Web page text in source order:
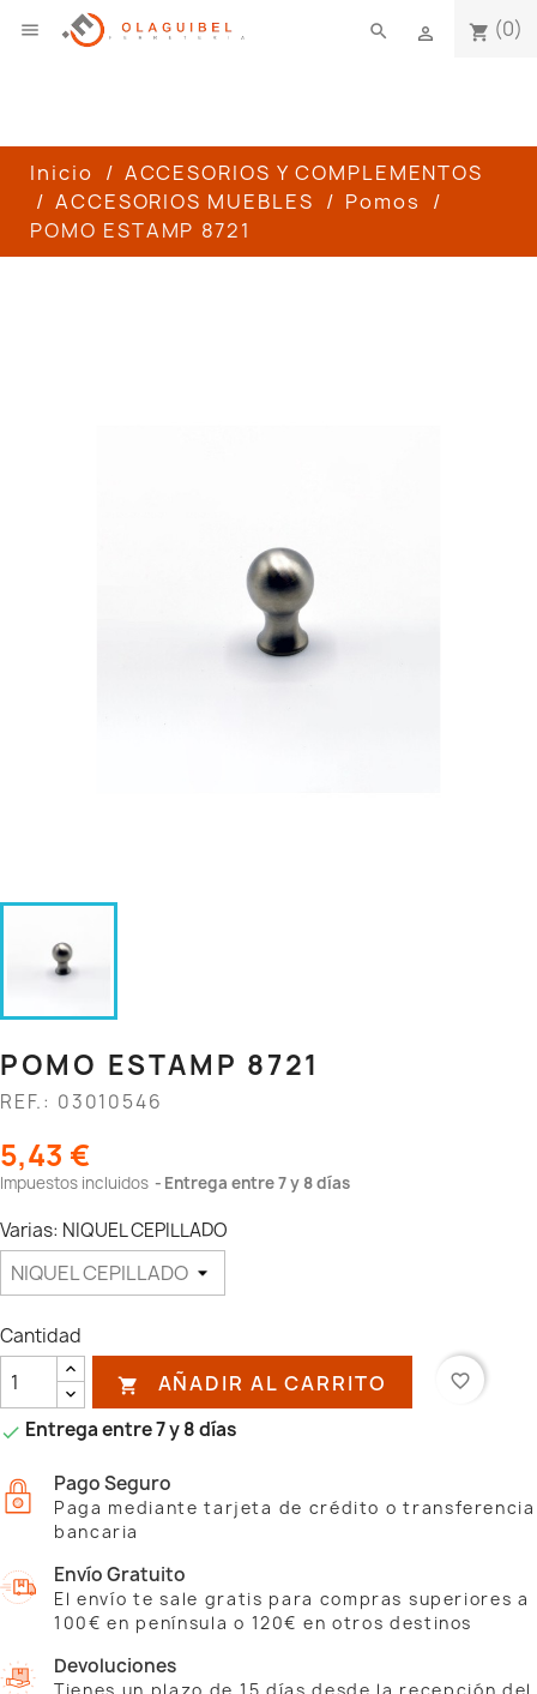
 shopping_cart (0)

search
Inicio
ACCESORIOS Y COMPLEMENTOS
ACCESORIOS MUEBLES
Pomos
POMO ESTAMP 8721
POMO ESTAMP 8721
REF.: 03010546
5,43 €
Impuestos incluidos Entrega entre 7 y 8 días
Varias: NIQUEL CEPILLADO
Cantidad
 AÑADIR AL CARRITO favorite_border
 Entrega entre 7 y 8 días
Pago Seguro
Paga mediante tarjeta de crédito o transferencia
bancaria
Envío Gratuito
El envío te sale gratis para compras superiores a
100€ en península o 120€ en otros destinos
Devoluciones